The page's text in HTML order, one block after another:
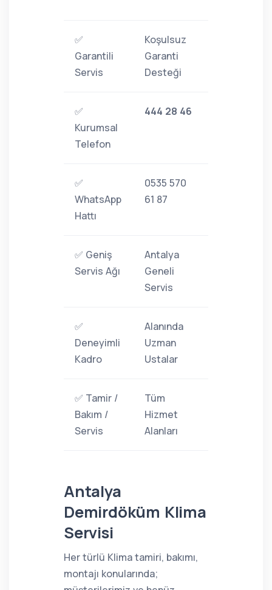
✅
Garantili
Servis
Koşulsuz
Garanti
Desteği
✅
Kurumsal
Telefon
444 28 46
✅
WhatsApp
Hattı
0535 570
61 87
✅ Geniş
Servis Ağı
Antalya
Geneli
Servis
✅
Deneyimli
Kadro
Alanında
Uzman
Ustalar
✅ Tamir /
Bakım /
Servis
Tüm
Hizmet
Alanları
Antalya
Demirdöküm Klima
Servisi
Her türlü Klima tamiri, bakımı,
montajı konularında;